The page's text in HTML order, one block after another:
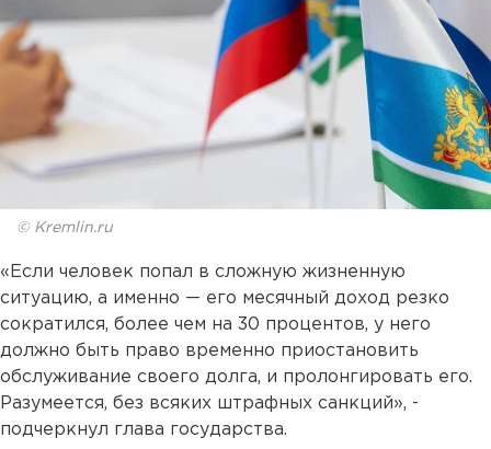
© Kremlin.ru
«Если человек попал в сложную жизненную
ситуацию, а именно — его месячный доход резко
сократился, более чем на 30 процентов, у него
должно быть право временно приостановить
обслуживание своего долга, и пролонгировать его.
Разумеется, без всяких штрафных санкций», -
подчеркнул глава государства.